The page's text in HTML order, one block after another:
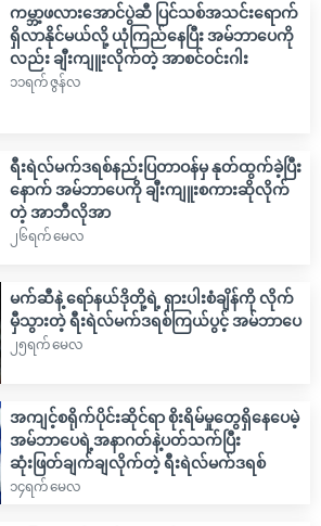
ကမ္ဘာ့ဖလားအောင်ပွဲဆီ ပြင်သစ်အသင်းရောက်
ရှိလာနိုင်မယ်လို့ ယုံကြည်နေပြီး အမ်ဘာပေကို
လည်း ချီးကျူးလိုက်တဲ့ အာစင်ဝင်းဂါး
၁၁ရက် ဇွန်လ
ရီးရဲလ်မက်ဒရစ်နည်းပြတာဝန်မှ နုတ်ထွက်ခဲ့ပြီး
နောက် အမ်ဘာပေကို ချီးကျူးစကားဆိုလိုက်
တဲ့ အာဘီလိုအာ
၂၆ရက် မေလ
မက်ဆီနဲ့ ရော်နယ်ဒိုတို့ရဲ့ ရှားပါးစံချိန်ကို လိုက်
မှီသွားတဲ့ ရီးရဲလ်မက်ဒရစ်ကြယ်ပွင့် အမ်ဘာပေ
၂၅ရက် မေလ
အကျင့်စရိုက်ပိုင်းဆိုင်ရာ စိုးရိမ်မှုတွေရှိနေပေမဲ့
အမ်ဘာပေရဲ့အနာဂတ်နဲ့ပတ်သက်ပြီး
ဆုံးဖြတ်ချက်ချလိုက်တဲ့ ရီးရဲလ်မက်ဒရစ်
၁၄ရက် မေလ